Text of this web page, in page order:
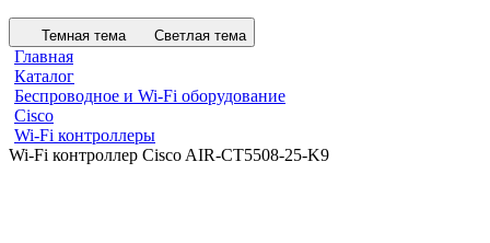
Темная тема Светлая тема
Главная
Каталог
Беспроводное и Wi-Fi оборудование
Cisco
Wi-Fi контроллеры
Wi-Fi контроллер Cisco AIR-CT5508-25-K9